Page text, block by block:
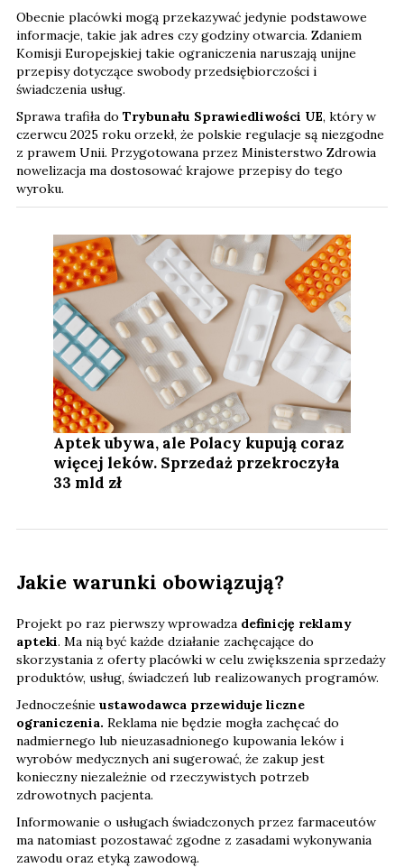
Obecnie placówki mogą przekazywać jedynie podstawowe
informacje, takie jak adres czy godziny otwarcia. Zdaniem
Komisji Europejskiej takie ograniczenia naruszają unijne
przepisy dotyczące swobody przedsiębiorczości i
świadczenia usług.
Sprawa trafiła do Trybunału Sprawiedliwości UE, który w
czerwcu 2025 roku orzekł, że polskie regulacje są niezgodne
z prawem Unii. Przygotowana przez Ministerstwo Zdrowia
nowelizacja ma dostosować krajowe przepisy do tego
wyroku.
Aptek ubywa, ale Polacy kupują coraz
więcej leków. Sprzedaż przekroczyła
33 mld zł
Jakie warunki obowiązują?
Projekt po raz pierwszy wprowadza definicję reklamy
apteki. Ma nią być każde działanie zachęcające do
skorzystania z oferty placówki w celu zwiększenia sprzedaży
produktów, usług, świadczeń lub realizowanych programów.
Jednocześnie ustawodawca przewiduje liczne
ograniczenia. Reklama nie będzie mogła zachęcać do
nadmiernego lub nieuzasadnionego kupowania leków i
wyrobów medycznych ani sugerować, że zakup jest
konieczny niezależnie od rzeczywistych potrzeb
zdrowotnych pacjenta.
Informowanie o usługach świadczonych przez farmaceutów
ma natomiast pozostawać zgodne z zasadami wykonywania
zawodu oraz etyką zawodową.